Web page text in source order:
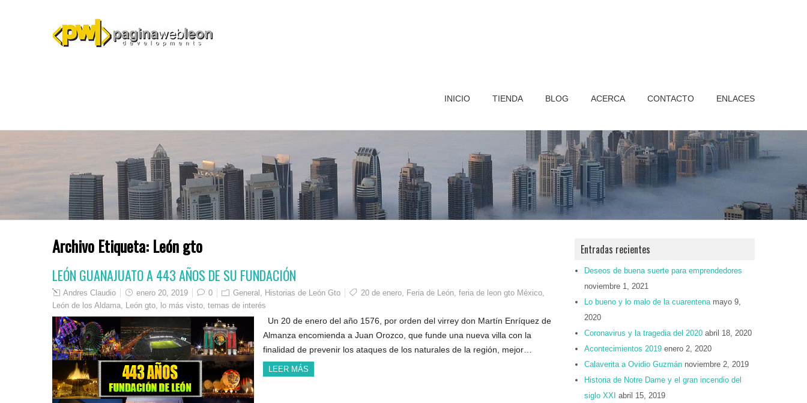
INICIO TIENDA BLOG ACERCA CONTACTO ENLACES
Archivo Etiqueta: León gto
LEÓN GUANAJUATO A 443 AÑOS DE SU FUNDACIÓN
Andres Claudio enero 20, 2019 0 General , Historias de León Gto 20 de enero, Feria de León, feria de leon gto México,
León de los Aldama, León gto, lo más visto, temas de interés
Un 20 de enero del año 1576, por orden del virrey don Martín Enríquez de
Almanza encomienda a Juan Orozco, que funde una nueva villa con la
finalidad de prevenir los ataques de los naturales de la región, mejor…
LEER MÁS
Entradas recientes
Deseos de buena suerte para emprendedores
noviembre 1, 2021
Lo bueno y lo malo de la cuarentena mayo 9,
2020
Coronavirus y la tragedia del 2020 abril 18, 2020
Acontecimientos 2019 enero 2, 2020
Calaverita a Ovidio Guzmán noviembre 2, 2019
Historia de Notre Dame y el gran incendio del
siglo XXI abril 15, 2019